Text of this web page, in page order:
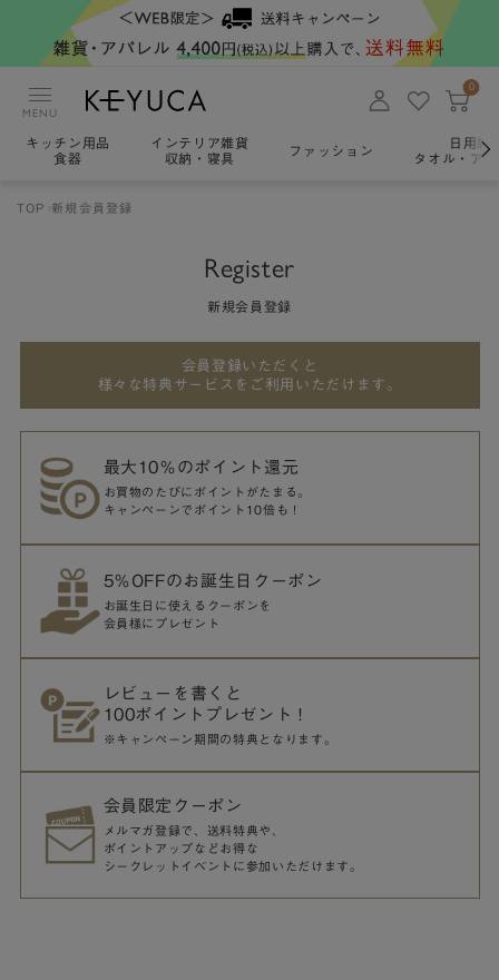
MENU
0
キッチン用品
食器
インテリア雑貨
収納・寝具
ファッション
日用雑
タオル・ア
TOP 新規会員登録
Register
新規会員登録
会員登録いただくと
様々な特典サービスをご利用いただけます。
最大10％のポイント還元
お買物のたびにポイントがたまる。
キャンペーンでポイント10倍も！
5％OFFのお誕生日クーポン
お誕生日に使えるクーポンを
会員様にプレゼント
レビューを書くと
100ポイントプレゼント！
※キャンペーン期間の特典となります。
会員限定クーポン
メルマガ登録で、送料特典や、
ポイントアップなどお得な
シークレットイベントに参加いただけます。